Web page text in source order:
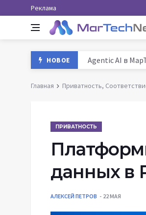
Реклама
НОВОЕ
Agentic AI в
Главная Приватность,
ПРИВАТНОСТЬ
данных в
АЛЕКСЕЙ ПЕТРОВ 22 МАЯ